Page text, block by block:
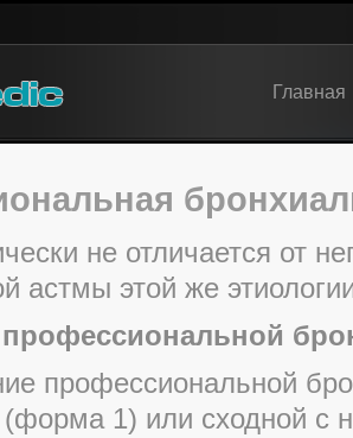
Главная
не отличается от
астмы этой же
профессиональной
профессиональной
(форма 1) или сходной с